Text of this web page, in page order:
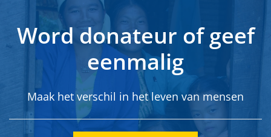
Word donateur of geef
eenmalig
Maak het verschil in het leven van mensen